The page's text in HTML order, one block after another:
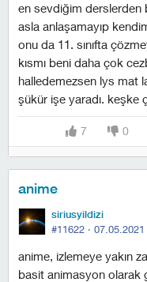
en sevdiğim derslerden
asla anlaşamayıp
onu da 11. sınıfta
kısmı beni daha çok
halledemezsen lys mat
şükür işe yaradı. keşke
7 0
anime
siriusyildizi
#11622 ·
anime, izlemeye yakın
basit animasyon olarak